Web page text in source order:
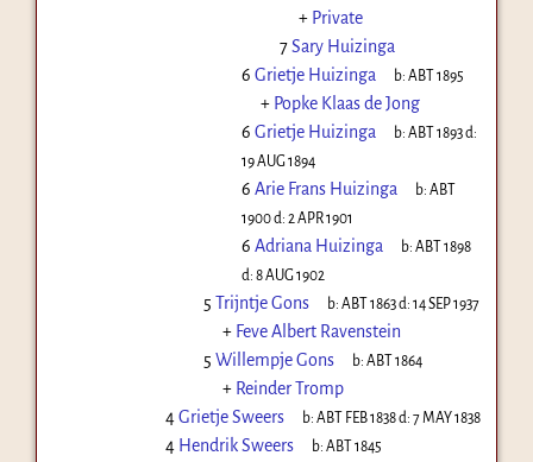
+ Private
7Sary Huizinga
6 Grietje Huizinga b:ABT 1895
+ Popke Klaas de Jong
6 Grietje Huizinga b:ABT 1893d:
19 AUG 1894
6 Arie Frans Huizinga b:ABT
1900d: 2 APR 1901
6 Adriana Huizinga b:ABT 1898
d: 8 AUG 1902
5 Trijntje Gons b:ABT 1863d:14 SEP 1937
+ Feve Albert Ravenstein
5 Willempje Gons b:ABT 1864
+ Reinder Tromp
4Grietje Sweers b:ABT FEB 1838d:7 MAY 1838
4 Hendrik Sweers b:ABT 1845